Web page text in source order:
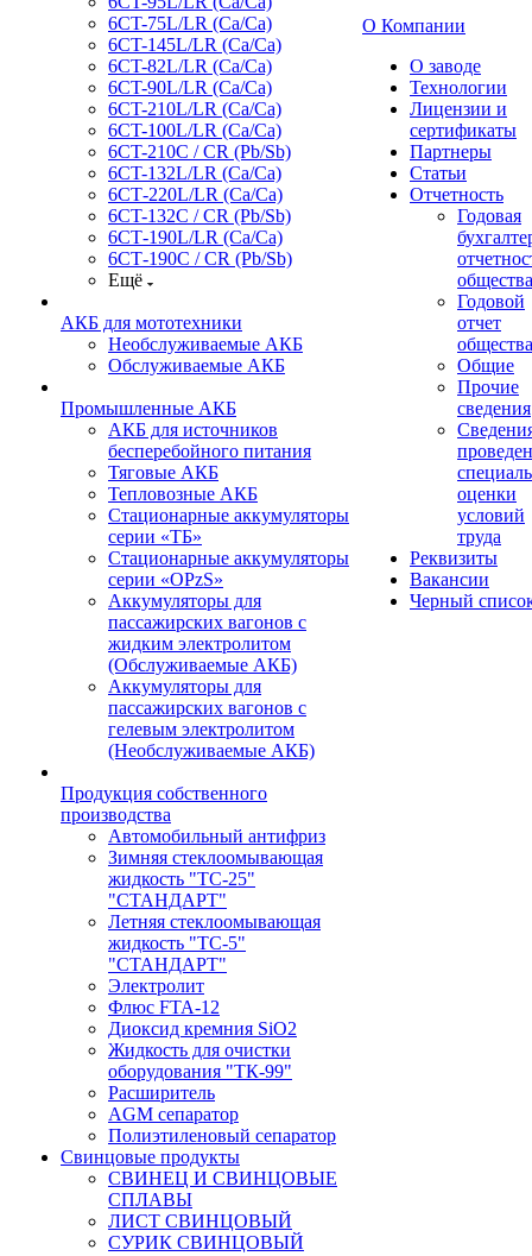
6CT-75L/LR (Ca/Ca)
6CT-145L/LR (Са/Са)
6CT-82L/LR (Са/Са)
6CT-90L/LR (Ca/Ca)
6CT-210L/LR (Ca/Ca)
6CT-100L/LR (Ca/Ca)
6CT-210C / CR (Pb/Sb)
6CT-132L/LR (Ca/Ca)
6СТ-220L/LR (Ca/Ca)
6CT-132C / CR (Pb/Sb)
6СТ-190L/LR (Ca/Ca)
6СТ-190С / CR (Pb/Sb)
Ещё
АКБ для мототехники
Необслуживаемые АКБ
Обслуживаемые АКБ
Промышленные АКБ
АКБ для источников
бесперебойного питания
Тяговые АКБ
Тепловозные АКБ
Стационарные аккумуляторы
серии «ТБ»
Стационарные аккумуляторы
серии «OPzS»
Аккумуляторы для
пассажирских вагонов с
жидким электролитом
(Обслуживаемые АКБ)
Аккумуляторы для
пассажирских вагонов с
гелевым электролитом
(Необслуживаемые АКБ)
Продукция собственного
производства
Автомобильный антифриз
Зимняя стеклоомывающая
жидкость "ТС-25"
"СТАНДАРТ"
Летняя стеклоомывающая
жидкость "ТС-5"
"СТАНДАРТ"
Электролит
Флюс FTA-12
Диоксид кремния SiO2
Жидкость для очистки
оборудования "ТК-99"
Расширитель
AGM сепаратор
Полиэтиленовый сепаратор
Свинцовые продукты
СВИНЕЦ И СВИНЦОВЫЕ
СПЛАВЫ
ЛИСТ СВИНЦОВЫЙ
СУРИК СВИНЦОВЫЙ
О Компании
О заводе
Технологии
Лицензии и
сертификаты
Партнеры
Статьи
Отчетность
Годовая
общества
Годовой
отчет
общества
Общие
Прочие
сведения
оценки
условий
труда
Реквизиты
Вакансии
Черный